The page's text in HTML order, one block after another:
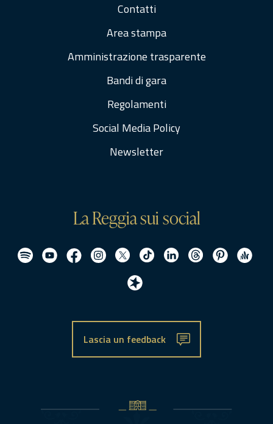
Contatti
Area stampa
Amministrazione trasparente
Bandi di gara
Regolamenti
Social Media Policy
Newsletter
La Reggia sui social
Lascia un feedback